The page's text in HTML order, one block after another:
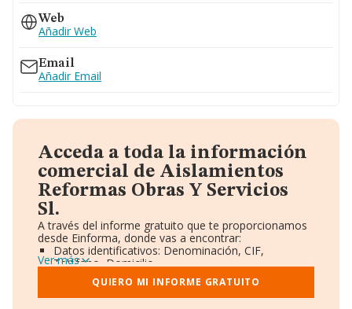
Web
Añadir Web
Email
Añadir Email
Acceda a toda la información
comercial de Aislamientos
Reformas Obras Y Servicios
Sl.
A través del informe gratuito que te proporcionamos
desde Einforma, donde vas a encontrar:
Datos identificativos: Denominación, CIF,
Teléfono, Domicilio.
Informe Mercantil Completo (BORME).
Gráficos de Evolución Ventas y Empleados.
Consejo de Administración y Administradores.
Ver más
QUIERO MI INFORME GRATUITO